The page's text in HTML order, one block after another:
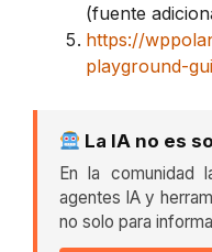
(fuente
https://
playground-
La IA no es
En la comunidad
agentes IA y
no solo para